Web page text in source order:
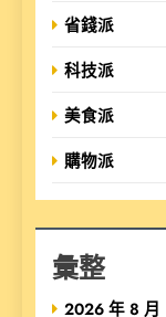
省錢派
科技派
美食派
購物派
彙整
2026 年 8 月